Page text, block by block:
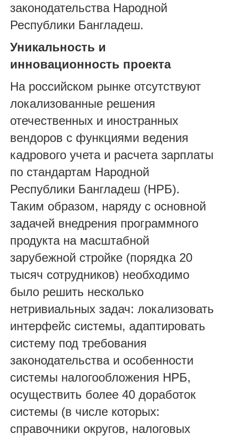
законодательства Народной
Республики Бангладеш.
Уникальность и
инновационность проекта
На российском рынке отсутствуют
локализованные решения
отечественных и иностранных
вендоров с функциями ведения
кадрового учета и расчета зарплаты
по стандартам Народной
Республики Бангладеш (НРБ).
Таким образом, наряду с основной
задачей внедрения программного
продукта на масштабной
зарубежной стройке (порядка 20
тысяч сотрудников) необходимо
было решить несколько
нетривиальных задач: локализовать
интерфейс системы, адаптировать
систему под требования
законодательства и особенности
системы налогообложения НРБ,
осуществить более 40 доработок
системы (в числе которых:
справочники округов, налоговых